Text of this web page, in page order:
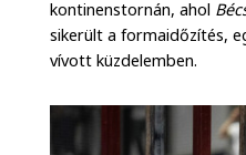
kontinenstornán, ahol
sikerült a formaidőzítés,
vívott küzdelemben.